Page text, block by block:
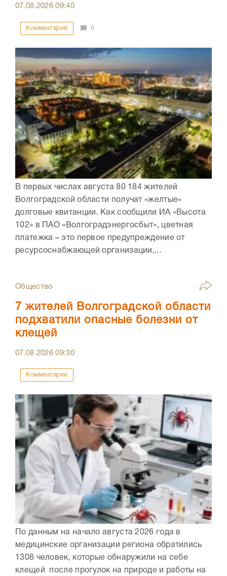
07.08.202609:40
Комментарии 0
В первых числах августа 80 184 жителей
Волгоградской области получат «желтые»
долговые квитанции. Как сообщили ИА «Высота
102» в ПАО «Волгоградэнергосбыт», цветная
платежка – это первое предупреждение от
ресурсоснабжающей организации,...
Общество
7 жителей Волгоградской области
подхватили опасные болезни от
клещей
07.08.202609:30
Комментарии
По данным на начало августа 2026 года в
медицинские организации региона обратились
1308 человек, которые обнаружили на себе
клещей после прогулок на природе и работы на